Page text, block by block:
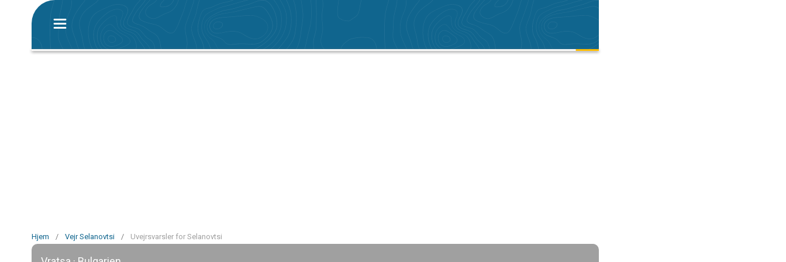
Hjem / Vejr Selanovtsi / Uvejrsvarsler for Selanovtsi